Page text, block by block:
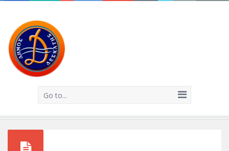
Go to...